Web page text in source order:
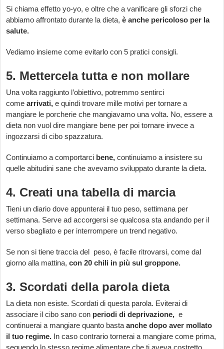
Si chiama effetto yo-yo, e oltre che a vanificare gli sforzi che
abbiamo affrontato durante la dieta,è anche pericoloso per la
salute.
Vediamo insieme come evitarlo con 5 pratici consigli.
5. Mettercela tutta e non mollare
Una volta raggiunto l’obiettivo, potremmo sentirci
comearrivati,e quindi trovare mille motivi per tornare a
mangiare le porcherie che mangiavamo una volta. No, essere a
dieta non vuol dire mangiare bene per poi tornare invece a
ingozzarsi di cibo spazzatura.
Continuiamo a comportarci bene,continuiamo a insistere su
quelle abitudini sane che avevamo sviluppato durante la dieta.
4. Creati una tabella di marcia
Tieni un diario dove appunterai il tuo peso, settimana per
settimana. Serve ad accorgersi se qualcosa sta andando per il
verso sbagliato e per interrompere un trend negativo.
Se non si tiene traccia del peso, è facile ritrovarsi, come dal
giorno alla mattina,con 20 chili in più sul groppone.
3. Scordati della parola dieta
La dieta non esiste. Scordati di questa parola. Eviterai di
associare il cibo sano con periodi di deprivazione, e
continuerai a mangiare quanto bastaanche dopo aver mollato
il tuo regime. In caso contrario tornerai a mangiare come prima,